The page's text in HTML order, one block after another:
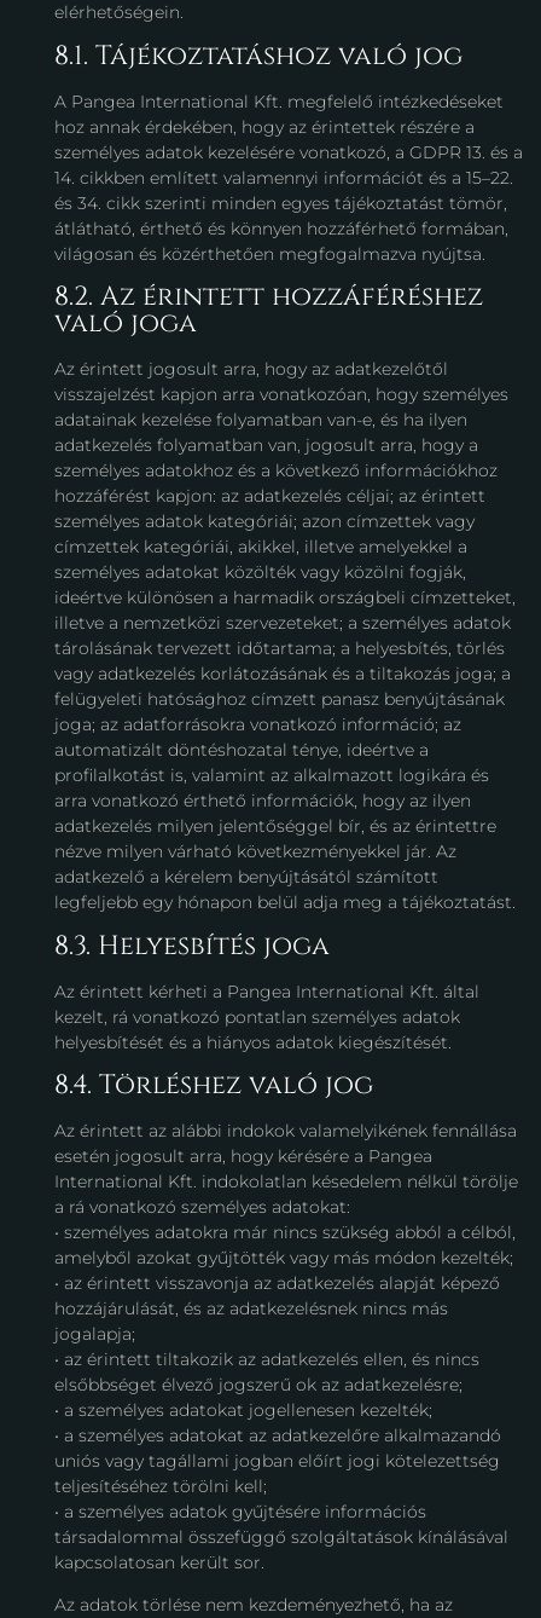
elérhetőségein.
8.1. Tájékoztatáshoz való jog
A Pangea International Kft. megfelelő intézkedéseket
hoz annak érdekében, hogy az érintettek részére a
személyes adatok kezelésére vonatkozó, a GDPR 13. és a
14. cikkben említett valamennyi információt és a 15–22.
és 34. cikk szerinti minden egyes tájékoztatást tömör,
átlátható, érthető és könnyen hozzáférhető formában,
világosan és közérthetően megfogalmazva nyújtsa.
8.2. Az érintett hozzáféréshez
való joga
Az érintett jogosult arra, hogy az adatkezelőtől
visszajelzést kapjon arra vonatkozóan, hogy személyes
adatainak kezelése folyamatban van-e, és ha ilyen
adatkezelés folyamatban van, jogosult arra, hogy a
személyes adatokhoz és a következő információkhoz
hozzáférést kapjon: az adatkezelés céljai; az érintett
személyes adatok kategóriái; azon címzettek vagy
címzettek kategóriái, akikkel, illetve amelyekkel a
személyes adatokat közölték vagy közölni fogják,
ideértve különösen a harmadik országbeli címzetteket,
illetve a nemzetközi szervezeteket; a személyes adatok
tárolásának tervezett időtartama; a helyesbítés, törlés
vagy adatkezelés korlátozásának és a tiltakozás joga; a
felügyeleti hatósághoz címzett panasz benyújtásának
joga; az adatforrásokra vonatkozó információ; az
automatizált döntéshozatal ténye, ideértve a
profilalkotást is, valamint az alkalmazott logikára és
arra vonatkozó érthető információk, hogy az ilyen
adatkezelés milyen jelentőséggel bír, és az érintettre
nézve milyen várható következményekkel jár. Az
adatkezelő a kérelem benyújtásától számított
legfeljebb egy hónapon belül adja meg a tájékoztatást.
8.3. Helyesbítés joga
Az érintett kérheti a Pangea International Kft. által
kezelt, rá vonatkozó pontatlan személyes adatok
helyesbítését és a hiányos adatok kiegészítését.
8.4. Törléshez való jog
Az érintett az alábbi indokok valamelyikének fennállása
esetén jogosult arra, hogy kérésére a Pangea
International Kft. indokolatlan késedelem nélkül törölje
a rá vonatkozó személyes adatokat:
• személyes adatokra már nincs szükség abból a célból,
amelyből azokat gyűjtötték vagy más módon kezelték;
• az érintett visszavonja az adatkezelés alapját képező
hozzájárulását, és az adatkezelésnek nincs más
jogalapja;
• az érintett tiltakozik az adatkezelés ellen, és nincs
elsőbbséget élvező jogszerű ok az adatkezelésre;
• a személyes adatokat jogellenesen kezelték;
• a személyes adatokat az adatkezelőre alkalmazandó
uniós vagy tagállami jogban előírt jogi kötelezettség
teljesítéséhez törölni kell;
• a személyes adatok gyűjtésére információs
társadalommal összefüggő szolgáltatások kínálásával
kapcsolatosan került sor.
Az adatok törlése nem kezdeményezhető, ha az